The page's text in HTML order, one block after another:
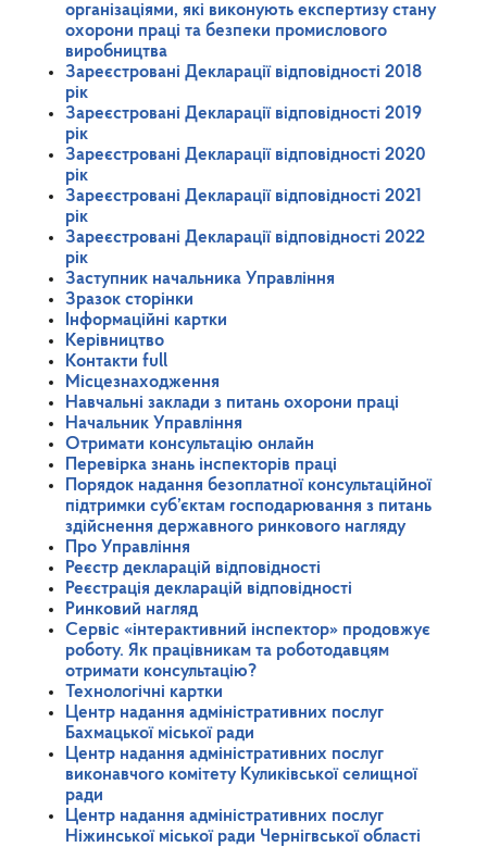
організаціями, які виконують експертизу стану
охорони праці та безпеки промислового
виробництва
Зареєстровані Декларації відповідності 2018
рік
Зареєстровані Декларації відповідності 2019
рік
Зареєстровані Декларації відповідності 2020
рік
Зареєстровані Декларації відповідності 2021
рік
Зареєстровані Декларації відповідності 2022
рік
Заступник начальника Управління
Зразок сторінки
Інформаційні картки
Керівництво
Контакти full
Місцезнаходження
Навчальні заклади з питань охорони праці
Начальник Управління
Отримати консультацію онлайн
Перевірка знань інспекторів праці
Порядок надання безоплатної консультаційної
підтримки суб’єктам господарювання з питань
здійснення державного ринкового нагляду
Про Управління
Реєстр декларацій відповідності
Реєстрація декларацій відповідності
Ринковий нагляд
Сервіс «інтерактивний інспектор» продовжує
роботу. Як працівникам та роботодавцям
отримати консультацію?
Технологічні картки
Центр надання адміністративних послуг
Бахмацької міської ради
Центр надання адміністративних послуг
виконавчого комітету Куликівської селищної
ради
Центр надання адміністративних послуг
Ніжинської міської ради Чернігвської області